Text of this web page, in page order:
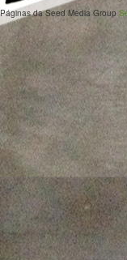
Páginas da Seed Media Group